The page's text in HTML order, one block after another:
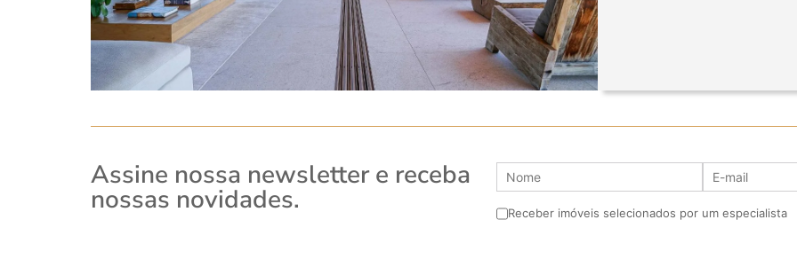
Assine nossa newsletter e receba
nossas novidades. Receber imóveis selecionados por um especialista